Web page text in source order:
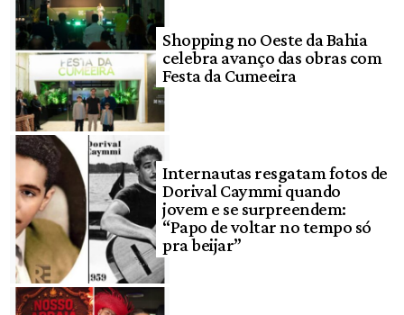
Shopping no Oeste da Bahia
celebra avanço das obras com
Festa da Cumeeira
Internautas resgatam fotos de
Dorival Caymmi quando
jovem e se surpreendem:
“Papo de voltar no tempo só
pra beijar”